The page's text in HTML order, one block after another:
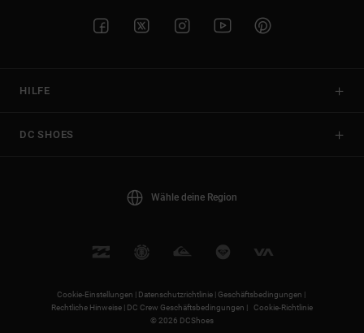
HILFE
DC SHOES
Wähle deine Region
Cookie-Einstellungen | Datenschutzrichtlinie |Geschäftsbedingungen |
Rechtliche Hinweise | DC Crew Geschäftsbedingungen |
Cookie-Richtlinie
© 2026 DCShoes